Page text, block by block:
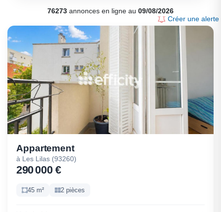
76273 annonces en ligne au 09/08/2026
Créer une alerte
Appartement
à Les Lilas (93260)
290 000 €
45 m² 2 pièces